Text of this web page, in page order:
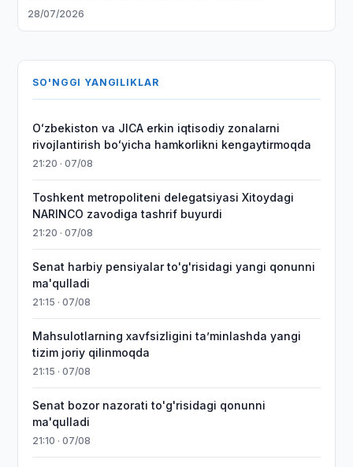
28/07/2026
SO'NGGI YANGILIKLAR
Oʻzbekiston va JICA erkin iqtisodiy zonalarni
rivojlantirish boʻyicha hamkorlikni kengaytirmoqda
21:20 · 07/08
Toshkent metropoliteni delegatsiyasi Xitoydagi
NARINCO zavodiga tashrif buyurdi
21:20 · 07/08
Senat harbiy pensiyalar to'g'risidagi yangi qonunni
ma'qulladi
21:15 · 07/08
Mahsulotlarning xavfsizligini taʼminlashda yangi
tizim joriy qilinmoqda
21:15 · 07/08
Senat bozor nazorati to'g'risidagi qonunni
ma'qulladi
21:10 · 07/08